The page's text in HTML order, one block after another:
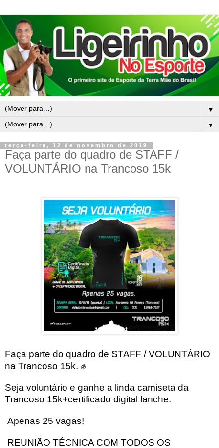
▼
▼
terça-feira, 12 de novembro de 2019
Faça parte do quadro de STAFF /
VOLUNTÁRIO na Trancoso 15k
Faça parte do quadro de STAFF / VOLUNTÁRIO
na Trancoso 15k. ✊
Seja voluntário e ganhe a linda camiseta da
Trancoso 15k+certificado digital lanche.
Apenas 25 vagas!
REUNIÃO TÉCNICA COM TODOS OS